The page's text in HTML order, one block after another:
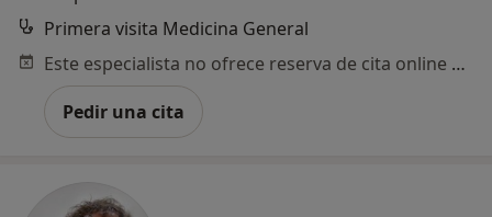
Primera visita Medicina General
Este especialista no ofrece reserva de cita online en esta dirección.
Pedir una cita